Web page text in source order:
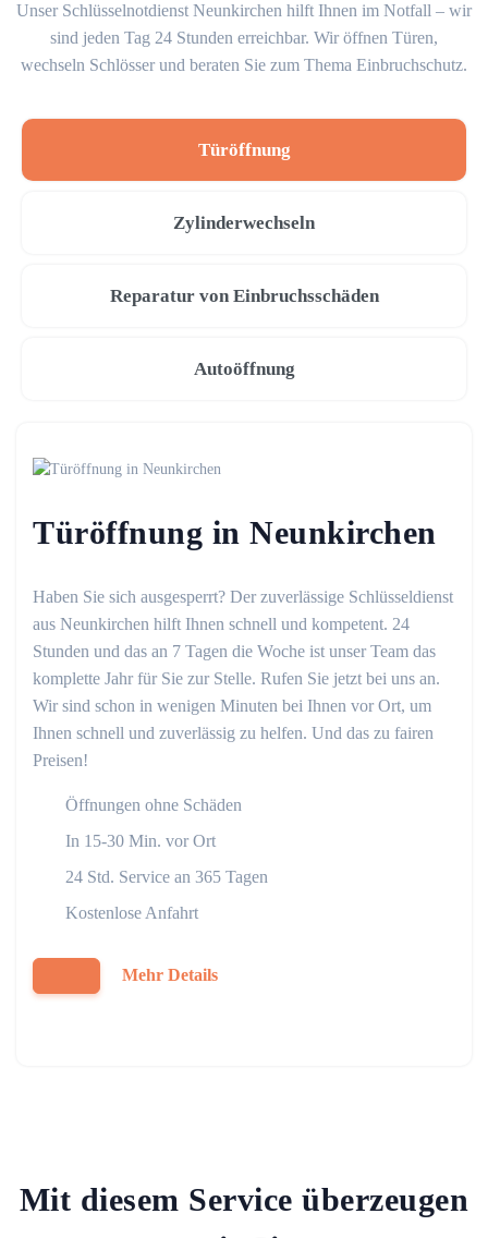
Unser Schlüsselnotdienst Neunkirchen hilft Ihnen im Notfall – wir
sind jeden Tag 24 Stunden erreichbar. Wir öffnen Türen,
wechseln Schlösser und beraten Sie zum Thema Einbruchschutz.
Türöffnung
Zylinderwechseln
Reparatur von Einbruchsschäden
Autoöffnung
Türöffnung in Neunkirchen
Haben Sie sich ausgesperrt? Der zuverlässige Schlüsseldienst
aus Neunkirchen hilft Ihnen schnell und kompetent. 24
Stunden und das an 7 Tagen die Woche ist unser Team das
komplette Jahr für Sie zur Stelle. Rufen Sie jetzt bei uns an.
Wir sind schon in wenigen Minuten bei Ihnen vor Ort, um
Ihnen schnell und zuverlässig zu helfen. Und das zu fairen
Preisen!
Öffnungen ohne Schäden
In 15-30 Min. vor Ort
24 Std. Service an 365 Tagen
Kostenlose Anfahrt
Mehr Details
Mit diesem Service überzeugen